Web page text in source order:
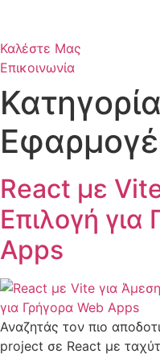
Καλέστε Μας
Επικοινωνία
React με
Επιλογή για
Apps
Αναζητάς τον πιο
project σε React με